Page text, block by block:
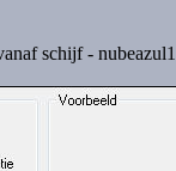
schijf -